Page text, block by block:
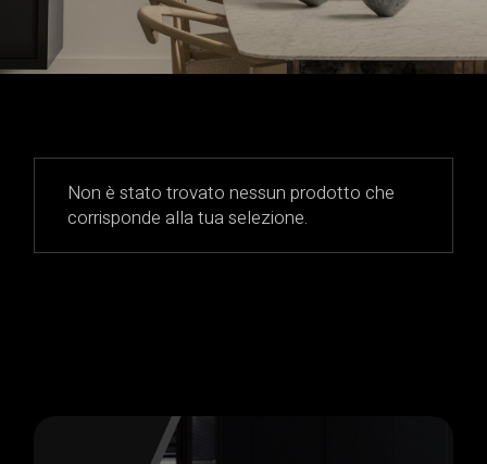
Non è stato trovato nessun prodotto che
corrisponde alla tua selezione.